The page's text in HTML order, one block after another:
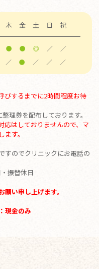
木 金 土 日 祝
● ● ◎ ／ ／
／ ● ／ ／ ／
びするまでに2時間程度お待
理券を配布しております。
はしておりませんので、マ
す。
すのでクリニックにお電話の
振替休日
い申し上げます。
現金のみ